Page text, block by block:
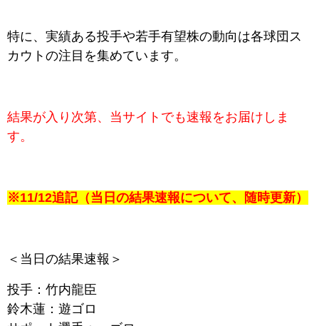
特に、実績ある投手や若手有望株の動向は各球団ス
カウトの注目を集めています。
結果が入り次第、当サイトでも速報をお届けしま
す。
※11/12追記（当日の結果速報について、随時更新）
＜当日の結果速報＞
投手：竹内龍臣
鈴木蓮：遊ゴロ